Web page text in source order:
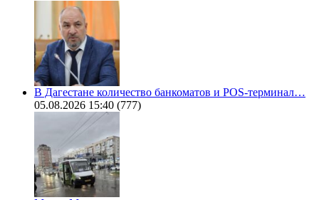
В Дагестане количество банкоматов и POS-терминал…
05.08.2026 15:40 (777)